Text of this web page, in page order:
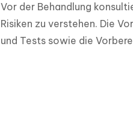
Vor der Behandlung
Risiken zu verstehen. Die
und Tests sowie die